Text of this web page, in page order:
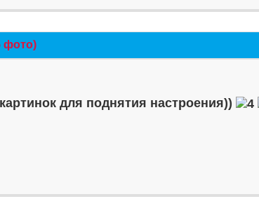
фото)
для поднятия настроения))